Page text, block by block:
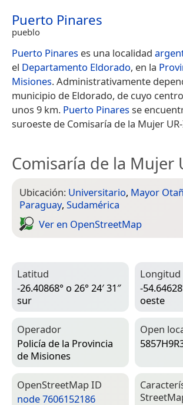
Puerto Pinares
pueblo
Puerto Pinares es una localidad
el Departamento Eldorado, en la
Misiones. Administrativamente
municipio de Eldorado, de cuyo
unos 9 km. Puerto Pinaresse
suroeste de Comisaría de la Mujer
Comisaría de la Mujer
Ubicación: Universitario, Mayor
Paraguay, Sudamérica
Ver en Open­Street­Map
Latitud
-26.40868° o 26° 24′ 31″
sur
Longitud
-
oeste
Operador
Policía de la Provincia
de Misiones
Open
Open­Street­Map ID
node 7606152186